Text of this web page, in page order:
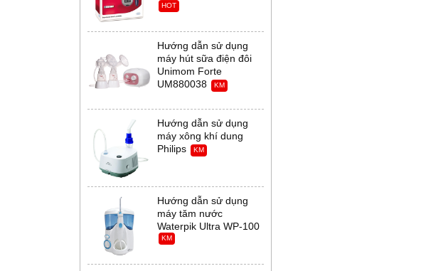
HOT
Hướng dẫn sử dụng
máy hút sữa điện đôi
Unimom Forte
UM880038
KM
Hướng dẫn sử dụng
máy xông khí dung
Philips
KM
Hướng dẫn sử dụng
máy tăm nước
Waterpik Ultra WP-100
KM